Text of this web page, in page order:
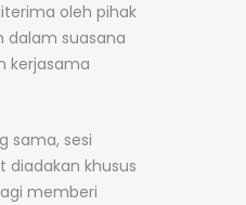
oleh pihak
dalam suasana
kerjasama
sama, sesi
khusus
memberi